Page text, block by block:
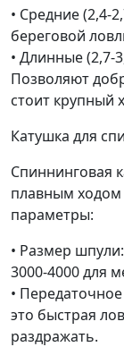
• Средние (2,4-
береговой
• Длинные (2,7-
Позволяют
стоит крупный
Катушка для
Спиннинговая
плавным
параметры:
• Размер
3000-4000 для
•
это быстрая
раздражать.